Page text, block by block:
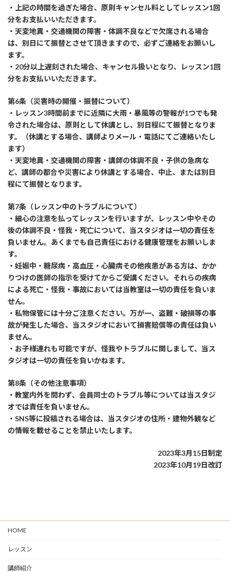
・上記の時間を過ぎた場合、原則キャンセル料としてレッスン1回
分をお支払いいただきます。
・天変地異・交通機関の障害・体調不良などで欠席される場合
は、別日にて振替とさせて頂きますので、必ずご連絡をお願いし
ます。
・20分以上遅刻された場合、キャンセル扱いとなり、レッスン1回
分をお支払いいただきます。
第6条（災害時の開催・振替について）
・レッスン3時間前までに近隣に大雨・暴風等の警報が1つでも発
令された場合は、原則として休講とし、別日程にて振替となりま
す。（休講とする場合、講師よりメール・電話にてご連絡いたし
ます）
・天変地異・交通機関の障害・講師の体調不良・子供の急病な
ど、講師の都合や災害により休講とする場合、中止、または別日
程にて振替となります。
第7条（レッスン中のトラブルについて）
・細心の注意を払ってレッスンを行いますが、レッスン中やその
後の体調不良・怪我・死亡について、当スタジオは一切の責任を
負いません。あくまでも自己責任における健康管理をお願いしま
す。
・妊娠中・糖尿病・高血圧・心臓病その他疾患がある方は、かか
りつけの医師の指示を受けてからご受講ください。それらの疾病
による死亡・怪我・事故においては当教室は一切の責任を負いま
せん。
・私物保管には十分ご注意ください。万が一、盗難・破損等の事
故が発生した場合、当スタジオにおいて損害賠償等の責任は負い
ません。
・お子様連れも可能ですが、怪我やトラブルに関しまして、当ス
タジオは一切の責任を負いかねます。
第8条（その他注意事項）
・教室内外を問わず、会員同士のトラブル等については当スタジ
オでは責任を負いません。
・SNS等に投稿される場合は、当スタジオの住所・建物外観など
の情報を載せることを禁止いたします。
2023年3月15日制定
2023年10月19日改訂
HOME
レッスン
講師紹介